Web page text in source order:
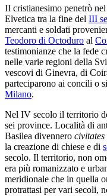
II cristianesimo penetrò
Elvetica tra la fine del III
mercanti e soldati
Teodoro di Octoduro al
testimonianze che la fede
nelle varie regioni della
vescovi di Ginevra, di
parteciparono ai concili o
Milano.
Nel IV secolo il territorio
sei province. Località di
Basilea divennero civitates
la creazione di chiese e di
secolo. Il territorio, non
era più romanizzato e
meridionale che in quella
protrattasi per vari secoli,